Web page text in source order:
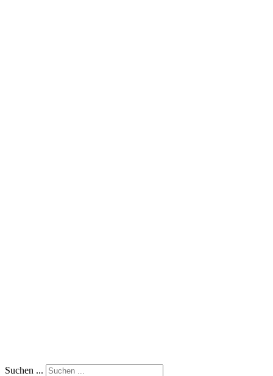
Suchen ...